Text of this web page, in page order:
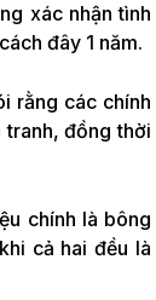
xác nhận tình
đây 1 năm.
rằng các chính
đồng thời
chính là bông
cả hai đều là